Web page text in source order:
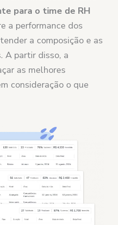
para o time de RH
a performance dos
a composição e as
A partir disso, a
as melhores
consideração o que